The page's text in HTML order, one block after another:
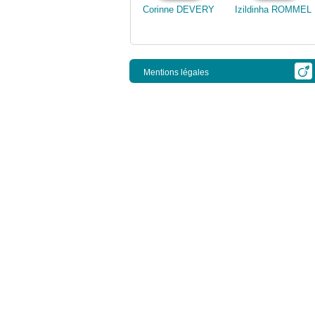
Corinne DEVERY Izildinha ROMMEL
Mentions légales